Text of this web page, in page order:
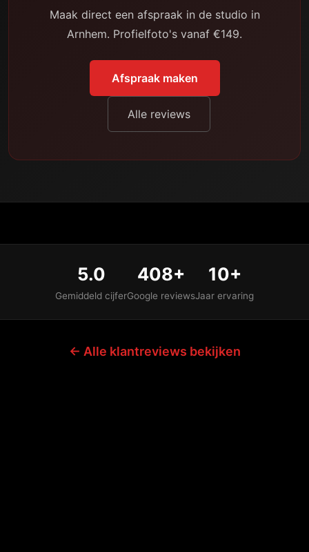
Maak direct een afspraak in de studio in
Arnhem. Profielfoto's vanaf €149.
Afspraak maken
Alle reviews
5.0
Gemiddeld cijfer
408+
Google reviews
10+
Jaar ervaring
← Alle klantreviews bekijken